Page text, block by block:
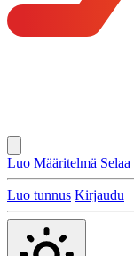
Luo Määritelmä Selaa
Luo tunnus Kirjaudu